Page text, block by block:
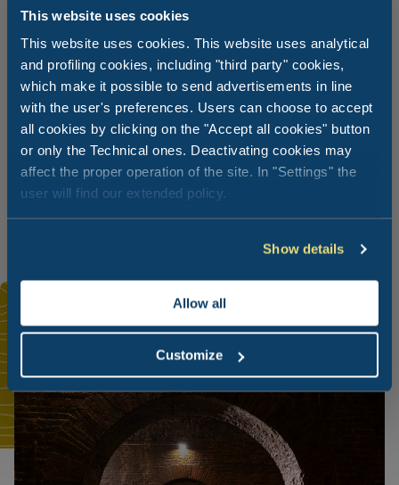
This website uses cookies
This website uses cookies. This website uses analytical
and profiling cookies, including "third party" cookies,
which make it possible to send advertisements in line
with the user's preferences. Users can choose to accept
all cookies by clicking on the "Accept all cookies" button
or only the Technical ones. Deactivating cookies may
affect the proper operation of the site. In "Settings" the
user will find our extended policy.
Show details
Allow all
Customize
Urbino i Rezerwat Przyrody Furlo
Miasto, które było miejscem narodzin Rafaela, jest samo
w sobie dziełem sztuki na świeżym powietrzu, osadzonym
w ujmującej scenerii naturalnej. Ale Urbino to nie tylko
piękno Palazzo Ducale, majestatyczna Fortezza Albornoz
czy renesansowy urok jego centralnych ulic: miasto to,
wraz z Acqualagna, Cagli, Fermignano i Fossombrone,
jest częścią Rezerwatu Przyrody Furlo, obszaru
przyrodniczego pełnego szlaków dla miłośników